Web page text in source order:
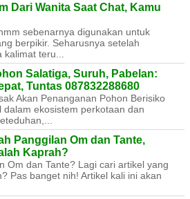
Dari Wanita Saat Chat, Kamu
sebenarnya digunakan untuk
berpikir. Seharusnya setelah
teru...
Salatiga, Suruh, Pabelan:
Tuntas 087832288680
Akan Penanganan Pohon Berisiko
dalam ekosistem perkotaan dan
Panggilan Om dan Tante,
Kaprah?
Om dan Tante? Lagi cari artikel yang
Pas banget nih! Artikel kali ini akan